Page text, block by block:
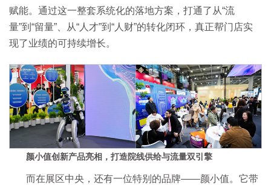
赋能。通过这一整套系统化的落地方案，打通了从“流
量”到“留量”、从“人才”到“人财”的转化闭环，真正帮门店实
现了业绩的可持续增长。
颜小值创新产品亮相，打造院线供给与流量双引擎
而在展区中央，还有一位特别的品牌——颜小值。它带